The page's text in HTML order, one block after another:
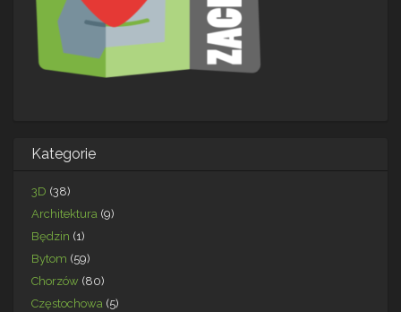
Kategorie
3D (38)
Architektura (9)
Będzin (1)
Bytom (59)
Chorzów (80)
Częstochowa (5)